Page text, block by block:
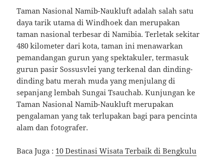
Taman Nasional Namib-Naukluft adalah salah satu
daya tarik utama di Windhoek dan merupakan
taman nasional terbesar di Namibia. Terletak sekitar
480 kilometer dari kota, taman ini menawarkan
pemandangan gurun yang spektakuler, termasuk
gurun pasir Sossusvlei yang terkenal dan dinding-
dinding batu merah muda yang menjulang di
sepanjang lembah Sungai Tsauchab. Kunjungan ke
Taman Nasional Namib-Naukluft merupakan
pengalaman yang tak terlupakan bagi para pencinta
alam dan fotografer.
Baca Juga : 10 Destinasi Wisata Terbaik di Bengkulu